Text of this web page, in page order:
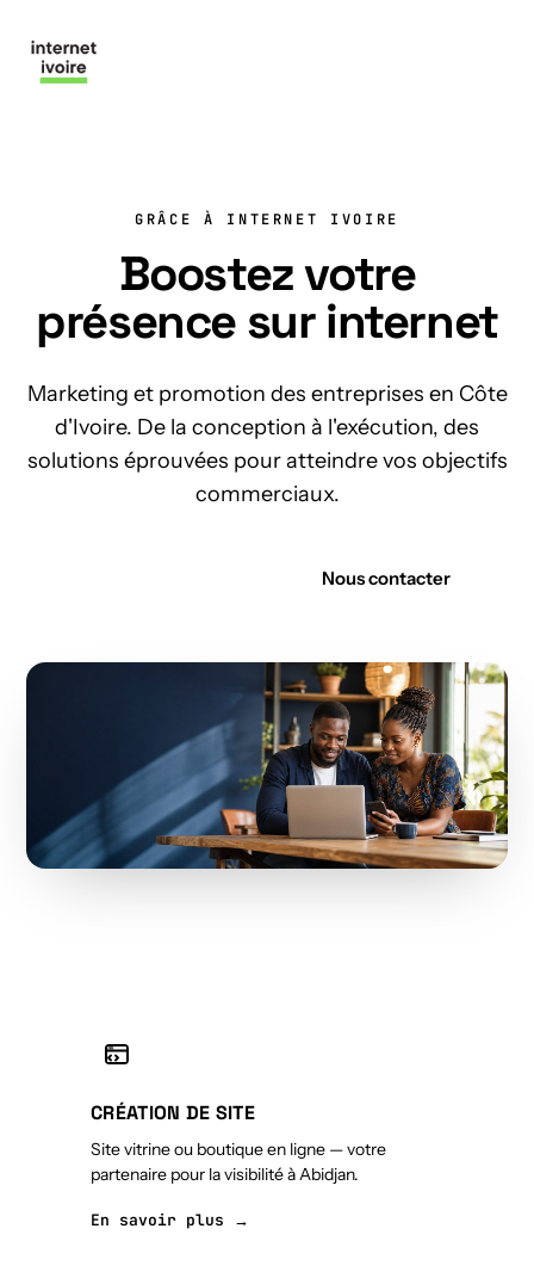
GRÂCE À INTERNET IVOIRE
Boostez votre
présence sur internet
Marketing et promotion des entreprises en Côte
d'Ivoire. De la conception à l'exécution, des
solutions éprouvées pour atteindre vos objectifs
commerciaux.
Nous contacter
CRÉATION DE SITE
Site vitrine ou boutique en ligne — votre
partenaire pour la visibilité à Abidjan.
En savoir plus →